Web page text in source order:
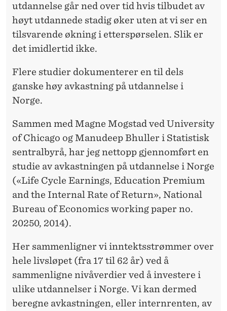
utdannelse går ned over tid hvis tilbudet av
høyt utdannede stadig øker uten at vi ser en
tilsvarende økning i etterspørselen. Slik er
det imidlertid ikke.
Flere studier dokumenterer en til dels
ganske høy avkastning på utdannelse i
Norge.
Sammen med Magne Mogstad ved University
of Chicago og Manudeep Bhuller i Statistisk
sentralbyrå, har jeg nettopp gjennomført en
studie av avkastningen på utdannelse i Norge
(«Life Cycle Earnings, Education Premium
and the Internal Rate of Return», National
Bureau of Economics working paper no.
20250, 2014).
Her sammenligner vi inntektsstrømmer over
hele livsløpet (fra 17 til 62 år) ved å
sammenligne nivåverdier ved å investere i
ulike utdannelser i Norge. Vi kan dermed
beregne avkastningen, eller internrenten, av